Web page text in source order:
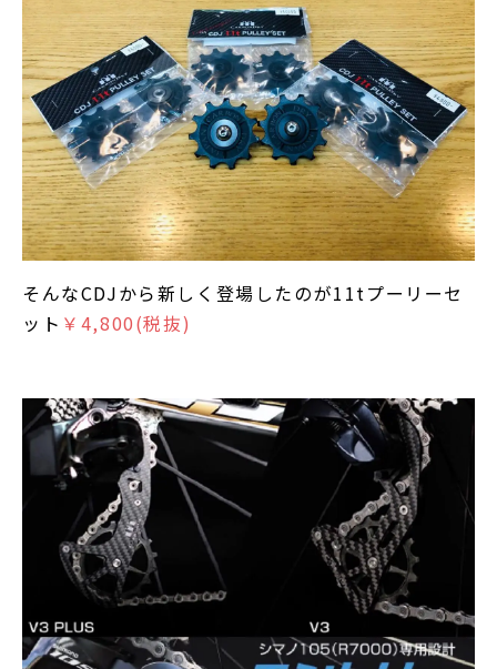
そんなCDJから新しく登場したのが11tプーリーセ
ット ￥4,800(税抜)